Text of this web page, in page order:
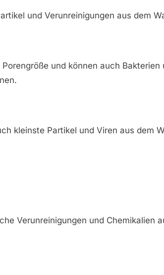
und Verunreinigungen aus dem
und können auch Bakterien
kleinste Partikel und Viren aus dem
Verunreinigungen und Chemikalien